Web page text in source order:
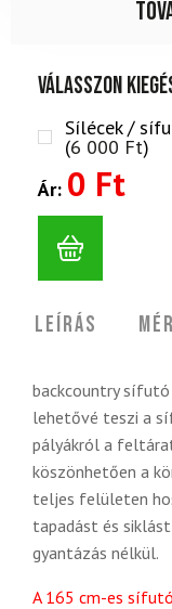
Válasszon
Sílécek /
(6 000 Ft)
Ár: 0 Ft
Leírás
backcountry
lehetővé teszi a
pályákról a
köszönhetően a
teljes felületen
tapadást és
gyantázás nélkül.
A 165 cm-es